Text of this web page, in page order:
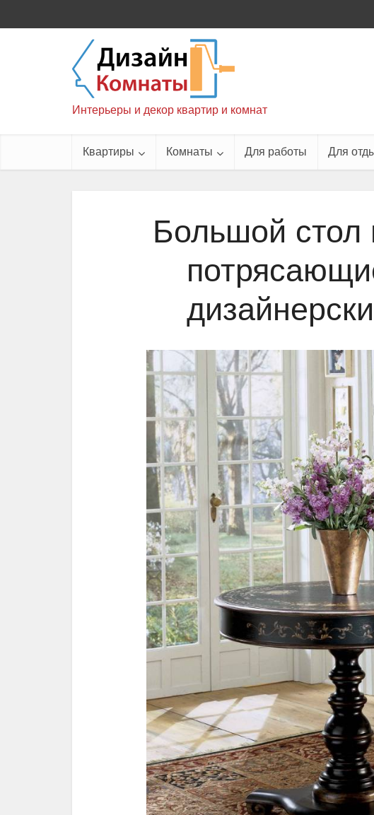
Интерьеры и декор квартир и комнат
Квартиры Комнаты Для работы Для
Большой стол